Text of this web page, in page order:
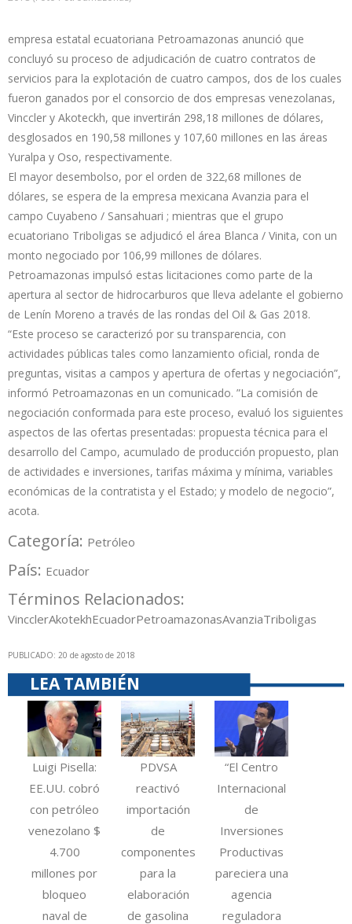
empresa estatal ecuatoriana Petroamazonas anunció que
concluyó su proceso de adjudicación de cuatro contratos de
servicios para la explotación de cuatro campos, dos de los cuales
fueron ganados por el consorcio de dos empresas venezolanas,
Vinccler y Akoteckh, que invertirán 298,18 millones de dólares,
desglosados en 190,58 millones y 107,60 millones en las áreas
Yuralpa y Oso, respectivamente.
El mayor desembolso, por el orden de 322,68 millones de
dólares, se espera de la empresa mexicana Avanzia para el
campo Cuyabeno / Sansahuari ; mientras que el grupo
ecuatoriano Triboligas se adjudicó el área Blanca / Vinita, con un
monto negociado por 106,99 millones de dólares.
Petroamazonas impulsó estas licitaciones como parte de la
apertura al sector de hidrocarburos que lleva adelante el gobierno
de Lenín Moreno a través de las rondas del Oil & Gas 2018.
“Este proceso se caracterizó por su transparencia, con
actividades públicas tales como lanzamiento oficial, ronda de
preguntas, visitas a campos y apertura de ofertas y negociación”,
informó Petroamazonas en un comunicado. ”La comisión de
negociación conformada para este proceso, evaluó los siguientes
aspectos de las ofertas presentadas: propuesta técnica para el
desarrollo del Campo, acumulado de producción propuesto, plan
de actividades e inversiones, tarifas máxima y mínima, variables
económicas de la contratista y el Estado; y modelo de negocio”,
acota.
Categoría: Petróleo
País: Ecuador
Términos Relacionados:
VincclerAkotekhEcuadorPetroamazonasAvanziaTriboligas
PUBLICADO: 20 de agosto de 2018
LEA TAMBIÉN
Luigi Pisella:
EE.UU. cobró
con petróleo
venezolano $
4.700
millones por
bloqueo
naval de
PDVSA
reactivó
importación
de
componentes
para la
elaboración
de gasolina
“El Centro
Internacional
de
Inversiones
Productivas
pareciera una
agencia
reguladora